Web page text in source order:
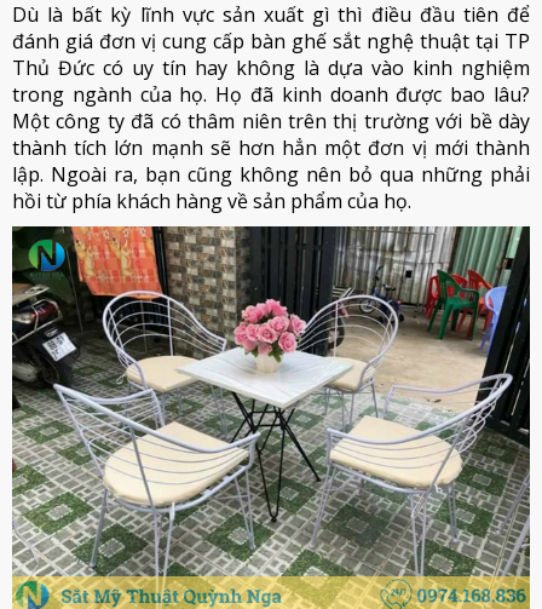
Dù là bất kỳ lĩnh vực sản xuất gì thì điều đầu tiên để
đánh giá đơn vị cung cấp bàn ghế sắt nghệ thuật tại TP
Thủ Đức có uy tín hay không là dựa vào kinh nghiệm
trong ngành của họ. Họ đã kinh doanh được bao lâu?
Một công ty đã có thâm niên trên thị trường với bề dày
thành tích lớn mạnh sẽ hơn hẳn một đơn vị mới thành
lập. Ngoài ra, bạn cũng không nên bỏ qua những phải
hồi từ phía khách hàng về sản phẩm của họ.